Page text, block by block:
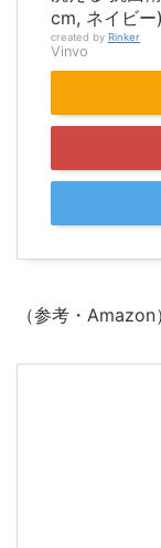
cm, ネイビー)
created by Rinker
Vinvo
（参考・Amazon）